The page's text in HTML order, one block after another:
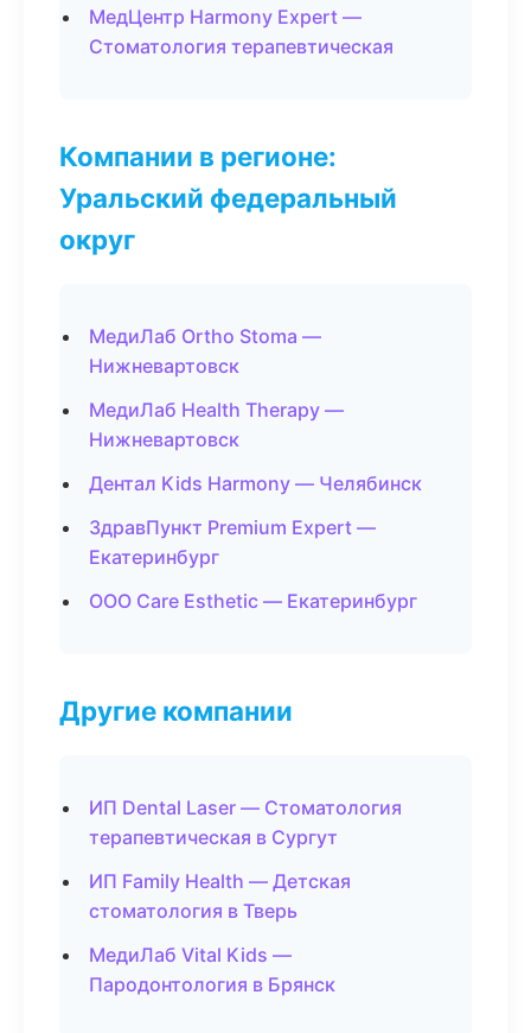
МедЦентр Harmony Expert —
Стоматология терапевтическая
Компании в регионе:
Уральский федеральный
округ
МедиЛаб Ortho Stoma —
Нижневартовск
МедиЛаб Health Therapy —
Нижневартовск
Дентал Kids Harmony — Челябинск
ЗдравПункт Premium Expert —
Екатеринбург
ООО Care Esthetic — Екатеринбург
Другие компании
ИП Dental Laser — Стоматология
терапевтическая в Сургут
ИП Family Health — Детская
стоматология в Тверь
МедиЛаб Vital Kids —
Пародонтология в Брянск